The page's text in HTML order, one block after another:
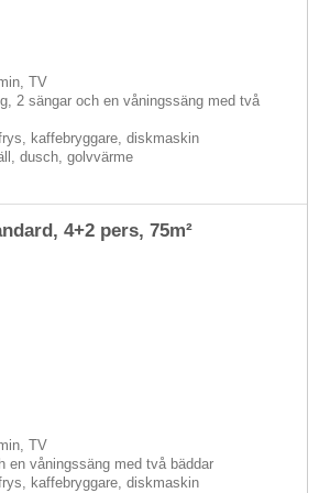
TV
2 sängar och en våningssäng med två
kaffebryggare, diskmaskin
dusch, golvvärme
4+2 pers, 75m²
TV
en våningssäng med två bäddar
kaffebryggare, diskmaskin